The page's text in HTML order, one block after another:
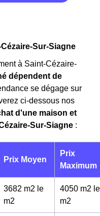
Sur-Siagne
à Saint-Cézaire-
dépendent de
se dégage sur
ci-dessous nos
d'une maison et
Sur-Siagne :
Prix Moyen
Prix
Maximum
3682 m2 le
m2
4050 m2 le
m2